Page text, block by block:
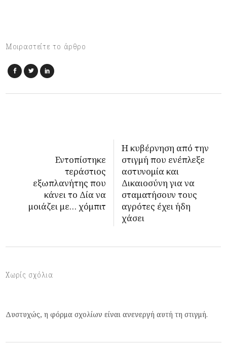
Μοιραστείτε το άρθρο
Εντοπίστηκε
τεράστιος
εξωπλανήτης που
κάνει το Δία να
μοιάζει με… χόμπιτ
Η κυβέρνηση από την
στιγμή που ενέπλεξε
αστυνομία και
Δικαιοσύνη για να
σταματήσουν τους
αγρότες έχει ήδη
χάσει
Χωρίς σχόλια
Δυστυχώς, η φόρμα σχολίων είναι ανενεργή αυτή τη στιγμή.